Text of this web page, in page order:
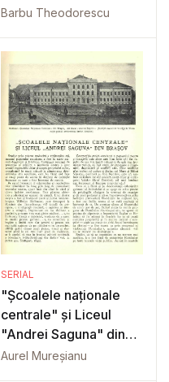
Barbu Theodorescu
SERIAL
"Școalele naționale
centrale" și Liceul
"Andrei Saguna" din
Brașov
Aurel Mureșianu